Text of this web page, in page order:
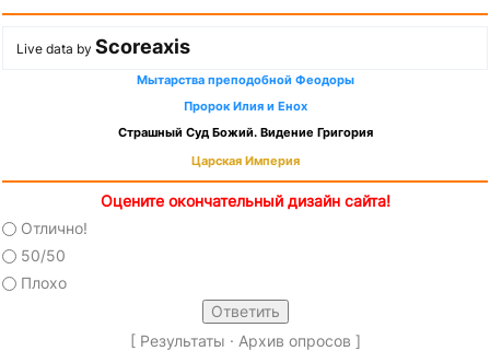
Live data by Scoreaxis
Мытарства преподобной Феодоры
Пророк Илия и Енох
Страшный Суд Божий. Видение Григория
Царская Империя
Оцените окончательный дизайн сайта!
Отлично!
50/50
Плохо
[ Результаты · Архив опросов ]